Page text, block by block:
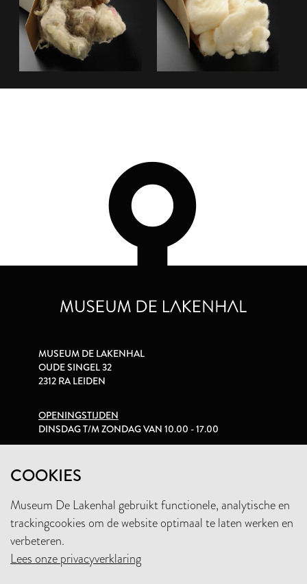
COOKIES
Museum De Lakenhal gebruikt functionele, analytische en
trackingcookies om de website optimaal te laten werken en
verbeteren.
Lees onze privacyverklaring
MUSEUM DE LAKENHAL
OUDE SINGEL 32
2312 RA LEIDEN
OPENINGSTIJDEN
DINSDAG T/M ZONDAG VAN 10.00 - 17.00
+31 (0)71 5165360
INFO@LAKENHAL.NL
STEUN HET MUSEUM